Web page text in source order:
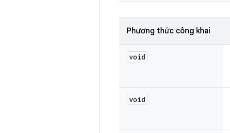
Phương thức công khai
void
void